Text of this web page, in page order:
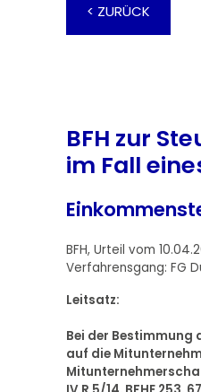
< ZURÜCK
BFH zur
im Fall
BFH, Urteil vom
Verfahrensgang: FG
Leitsatz:
Bei der Bestimmung
auf die